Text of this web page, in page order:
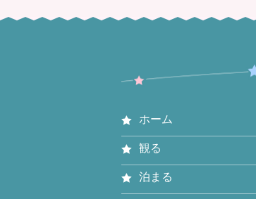
ホーム
観る
泊まる